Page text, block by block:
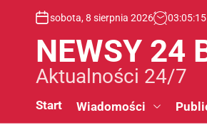
sobota, 8 sierpnia 2026 03:05:16
NEWSY 24
Aktualności 24/7
Start Wiadomości